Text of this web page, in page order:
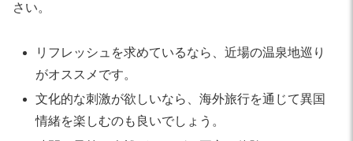
さい。
リフレッシュを求めているなら、近場の温泉地巡り
がオススメです。
文化的な刺激が欲しいなら、海外旅行を通じて異国
情緒を楽しむのも良いでしょう。